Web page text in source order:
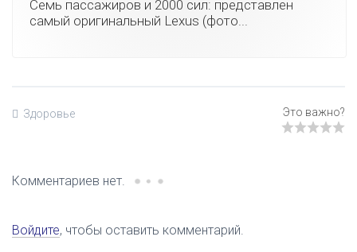
Семь пассажиров и 2000 сил: представлен
самый оригинальный Lexus (фото...
Здоровье
Комментариев нет.
Войдите, чтобы оставить комментарий.